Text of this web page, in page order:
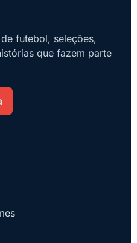
futebol, seleções,
que fazem parte